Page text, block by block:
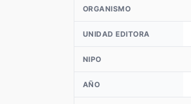
ORGANISMO
UNIDAD EDITORA
NIPO
AÑO